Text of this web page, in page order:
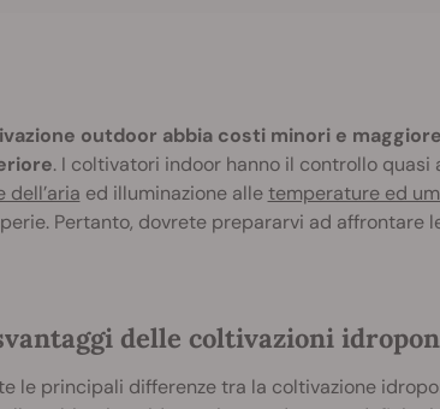
outdoor abbia costi minori e
. I coltivatori indoor hanno il controllo
dell’aria ed illuminazione alletemperature ed
Pertanto, dovrete prepararvi ad affrontare
delle coltivazioni
le principali differenze tra la coltivazione